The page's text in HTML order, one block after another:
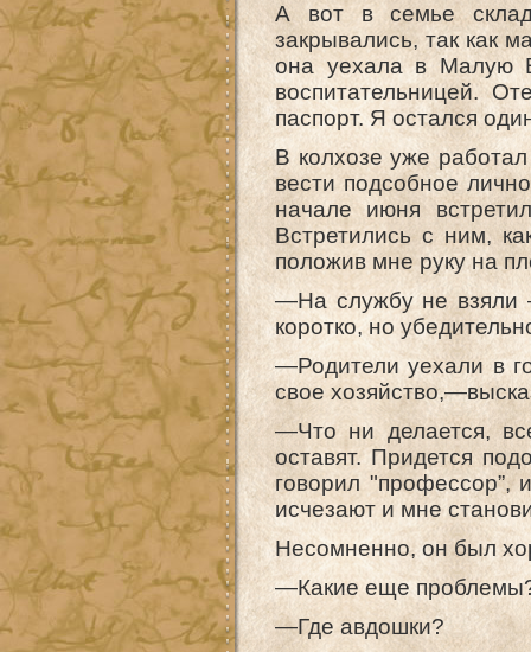
А вот в семье
закрывались, так как
она уехала в Малую
воспитательницей.
паспорт. Я остался
В колхозе уже
вести подсобное
начале июня
Встретились с ним,
положив мне руку на
—На службу не взяли
коротко, но
—Родители уехали в
свое
—Что ни делается,
оставят. Придется
говорил "профессор”,
исчезают и мне
Несомненно, он был
—Какие еще
—Где авдошки?